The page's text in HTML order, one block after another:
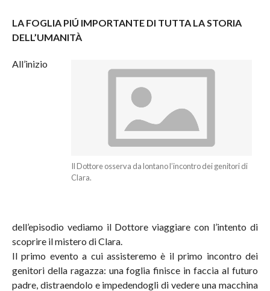
LA FOGLIA PIÚ IMPORTANTE DI TUTTA LA STORIA
DELL’UMANITÀ
Il Dottore osserva da lontano l’incontro dei genitori di
Clara.
All’inizio
dell’episodio vediamo il Dottore viaggiare con l’intento di
scoprire il mistero di Clara.
Il primo evento a cui assisteremo è il primo incontro dei
genitori della ragazza: una foglia finisce in faccia al futuro
padre, distraendolo e impedendogli di vedere una macchina